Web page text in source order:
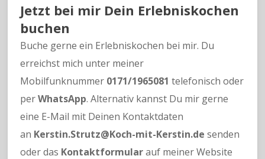
Jetzt bei mir Dein Erlebniskochen
buchen
Buche gerne ein Erlebniskochen bei mir. Du
erreichst mich unter meiner
Mobilfunknummer 0171/1965081 telefonisch oder
perWhatsApp. Alternativ kannst Du mir gerne
eine E-Mail mit Deinen Kontaktdaten
an Kerstin.Strutz@Koch-mit-Kerstin.de senden
oder das Kontaktformularauf meiner Website